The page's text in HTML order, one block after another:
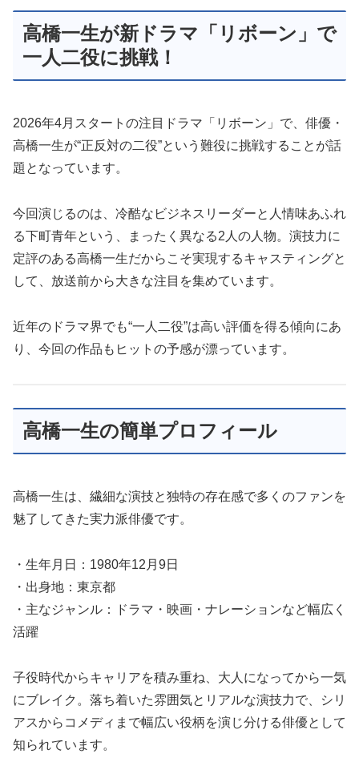
高橋一生が新ドラマ「リボーン」で
一人二役に挑戦！
2026年4月スタートの注目ドラマ「リボーン」で、俳優・
高橋一生が“正反対の二役”という難役に挑戦することが話
題となっています。
今回演じるのは、冷酷なビジネスリーダーと人情味あふれ
る下町青年という、まったく異なる2人の人物。演技力に
定評のある高橋一生だからこそ実現するキャスティングと
して、放送前から大きな注目を集めています。
近年のドラマ界でも“一人二役”は高い評価を得る傾向にあ
り、今回の作品もヒットの予感が漂っています。
高橋一生の簡単プロフィール
高橋一生は、繊細な演技と独特の存在感で多くのファンを
魅了してきた実力派俳優です。
・生年月日：1980年12月9日
・出身地：東京都
・主なジャンル：ドラマ・映画・ナレーションなど幅広く
活躍
子役時代からキャリアを積み重ね、大人になってから一気
にブレイク。落ち着いた雰囲気とリアルな演技力で、シリ
アスからコメディまで幅広い役柄を演じ分ける俳優として
知られています。